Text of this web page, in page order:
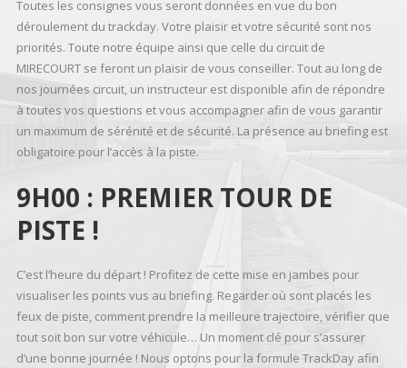
Toutes les consignes vous seront données en vue du bon
déroulement du trackday. Votre plaisir et votre sécurité sont nos
priorités. Toute notre équipe ainsi que celle du circuit de
MIRECOURT se feront un plaisir de vous conseiller. Tout au long de
nos journées circuit, un instructeur est disponible afin de répondre
à toutes vos questions et vous accompagner afin de vous garantir
un maximum de sérénité et de sécurité. La présence au briefing est
obligatoire pour l’accès à la piste.
9H00 : PREMIER TOUR DE
PISTE !
C’est l’heure du départ ! Profitez de cette mise en jambes pour
visualiser les points vus au briefing. Regarder où sont placés les
feux de piste, comment prendre la meilleure trajectoire, vérifier que
tout soit bon sur votre véhicule… Un moment clé pour s’assurer
d’une bonne journée ! Nous optons pour la formule TrackDay afin